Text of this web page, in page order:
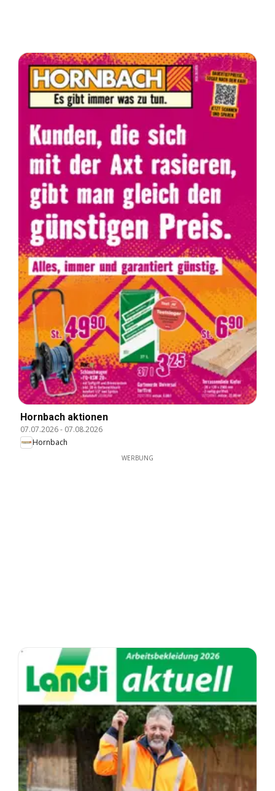
Hornbach aktionen
07.07.2026- 07.08.2026
Hornbach
WERBUNG